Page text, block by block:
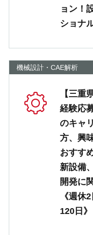
ョン！
ショナ
機械設計・CAE解析
【三重
経験応
のキャ
方、興
おすす
新設備
開発に
《週休
120日》